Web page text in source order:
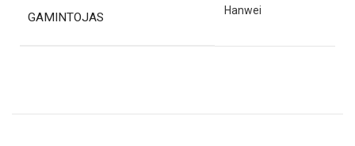
GAMINTOJAS Hanwei